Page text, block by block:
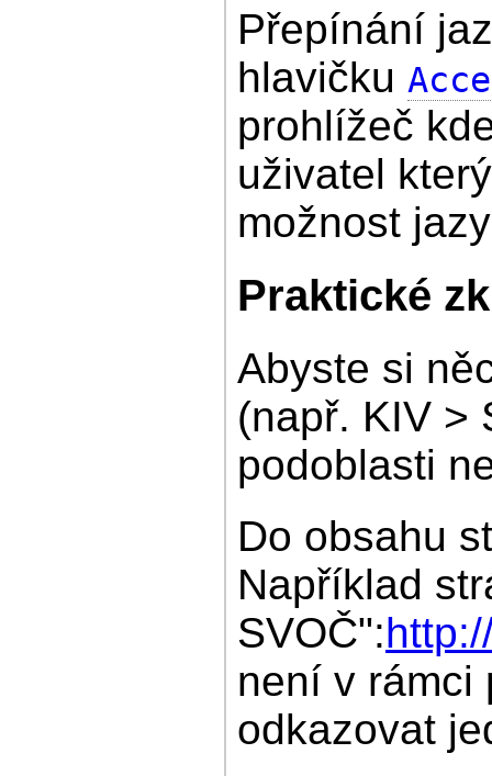
Přepínání
hlavičku
prohlížeč
uživatel
možnost
Praktické
Abyste si
(např. KIV >
podoblasti
Do obsahu
Například
SVOČ":
není v rámci
odkazovat